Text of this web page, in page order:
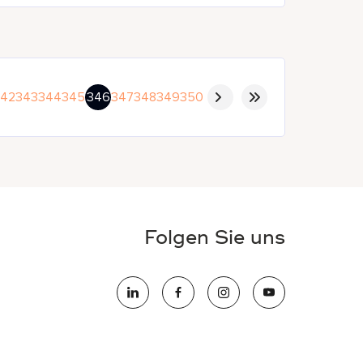
343344345346347348349350
Folgen Sie uns